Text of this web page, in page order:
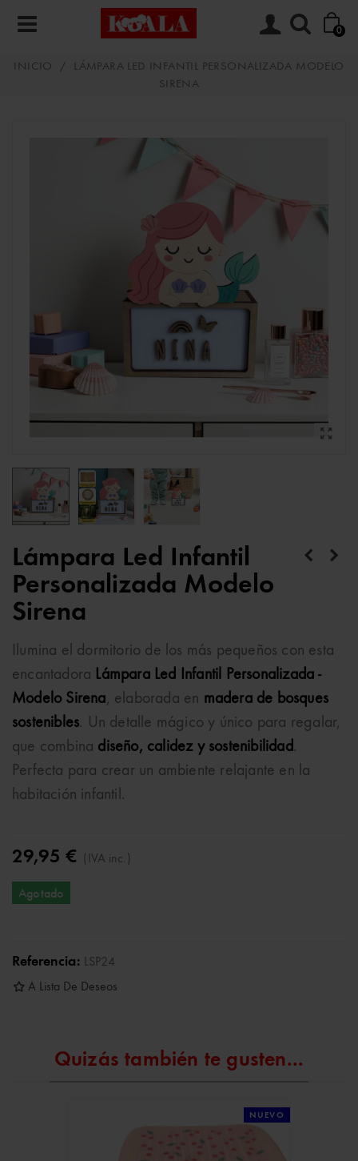
0
INICIO /
LÁMPARA LED INFANTIL PERSONALIZADA MODELO
SIRENA
Lámpara Led Infantil
Personalizada Modelo
Sirena
Ilumina el dormitorio de los más pequeños con esta
encantadora Lámpara Led Infantil Personalizada -
Modelo Sirena, elaborada en madera de bosques
sostenibles. Un detalle mágico y único para regalar,
que combina diseño, calidez y sostenibilidad.
Perfecta para crear un ambiente relajante en la
habitación infantil.
29,95 € (IVA inc.)
Agotado
Referencia: LSP24
A Lista De Deseos
Quizás también te gusten...
NUEVO